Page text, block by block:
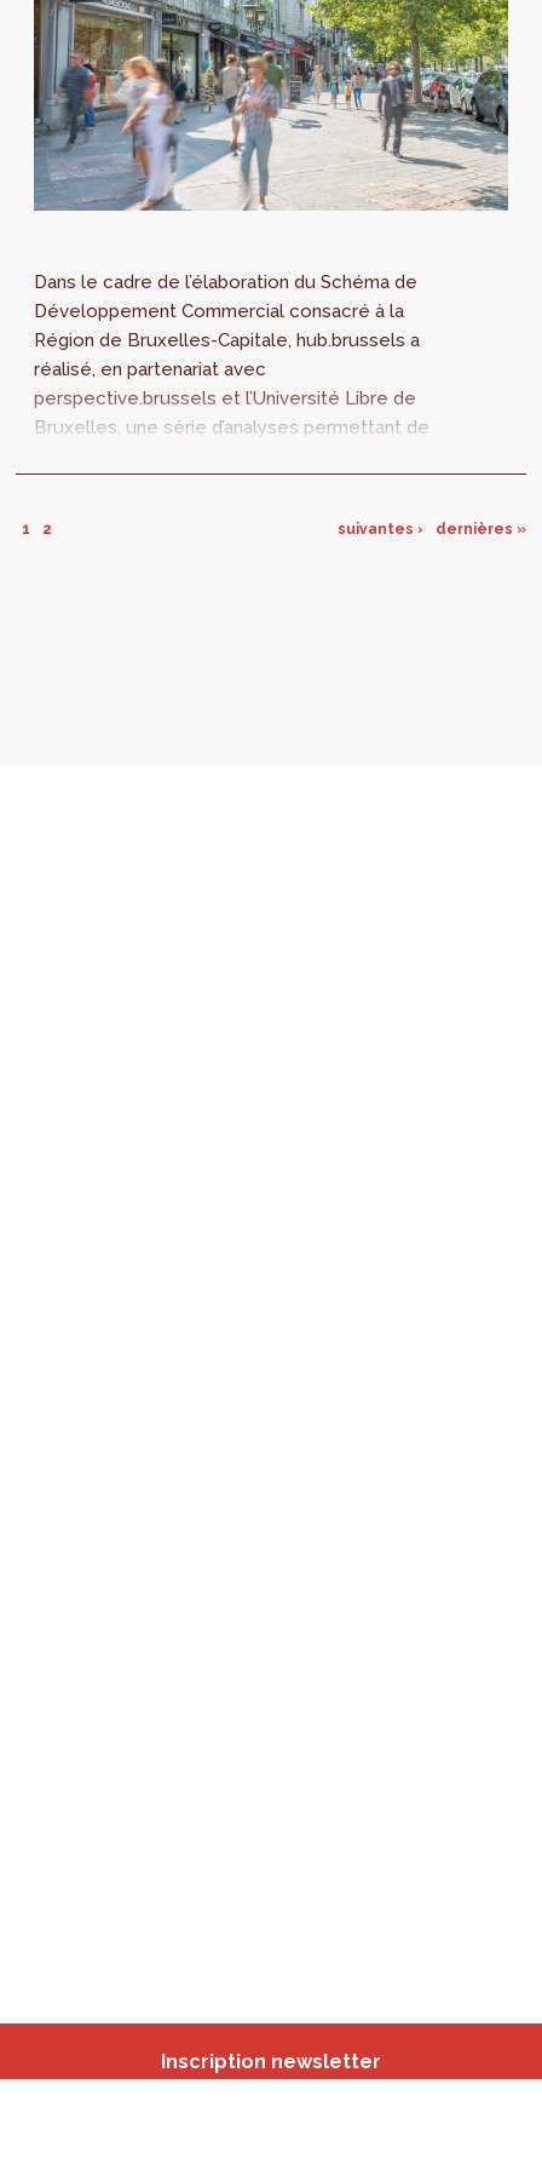
Dans le cadre de l’élaboration du Schéma de
Développement Commercial consacré à la
Région de Bruxelles-Capitale, hub.brussels a
réalisé, en partenariat avec
perspective.brussels et l’Université Libre de
Bruxelles, une série d’analyses permettant de
1 2 suivantes › dernières »
Inscription newsletter